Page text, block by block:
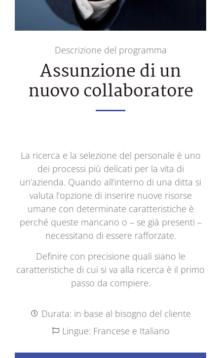
Descrizione del programma
Assunzione di un
nuovo collaboratore
La ricerca e la selezione del personale è uno
dei processi più delicati per la vita di
un’azienda. Quando all’interno di una ditta si
valuta l’opzione di inserire nuove risorse
umane con determinate caratteristiche è
perché queste mancano o – se già presenti –
necessitano di essere rafforzate.
Definire con precisione quali siano le
caratteristiche di cui si va alla ricerca è il primo
passo da compiere.
Durata: in base al bisogno del cliente
Lingue: Francese e Italiano